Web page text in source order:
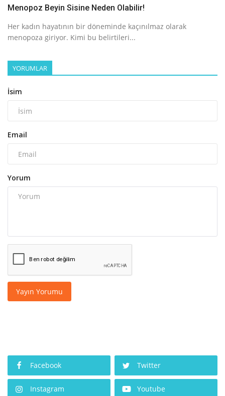
Menopoz Beyin Sisine Neden Olabilir!
Her kadın hayatının bir döneminde kaçınılmaz olarak
menopoza giriyor. Kimi bu belirtileri...
YORUMLAR
İsim
Email
Yorum
Yayın Yorumu
Facebook Twitter
Instagram Youtube